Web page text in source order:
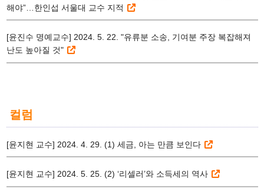
해야”…한인섭 서울대 교수 지적
[윤진수 명예교수] 2024. 5. 22. "유류분 소송, 기여분 주장 복잡해져
난도 높아질 것"
컬럼
[윤지현 교수] 2024. 4. 29. (1) 세금, 아는 만큼 보인다
[윤지현 교수] 2024. 5. 25. (2) ‘리셀러’와 소득세의 역사